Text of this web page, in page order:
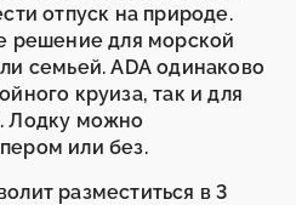
отпуск на природе.
решение для морской
семьей. ADA одинаково
круиза, так и для
Лодку можно
или без.
разместиться в 3